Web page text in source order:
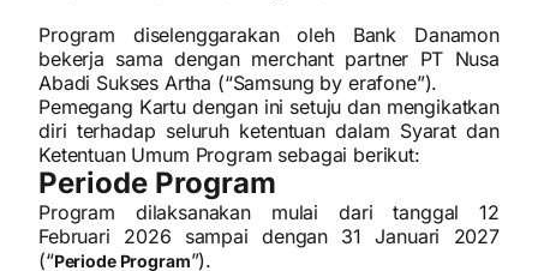
Program diselenggarakan oleh Bank Danamon
bekerja sama dengan merchant partner PT Nusa
Abadi Sukses Artha (“Samsung by erafone”).
Pemegang Kartu dengan ini setuju dan mengikatkan
diri terhadap seluruh ketentuan dalam Syarat dan
Ketentuan Umum Program sebagai berikut:
Periode Program
Program dilaksanakan mulai dari tanggal 12
Februari 2026 sampai dengan 31 Januari 2027
(“Periode Program”).